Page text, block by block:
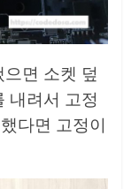
면 소켓 덮
내려서 고정
다면 고정이